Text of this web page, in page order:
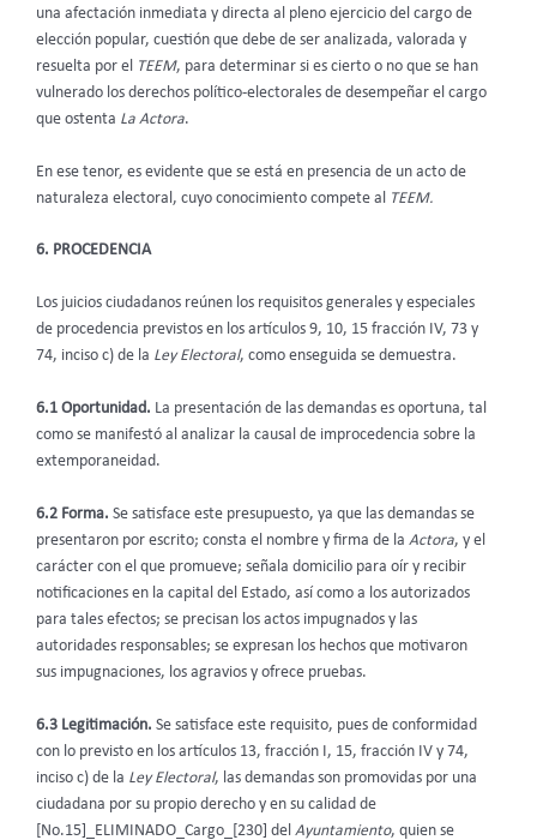
una afectación inmediata y directa al pleno ejercicio del cargo de
elección popular, cuestión que debe de ser analizada, valorada y
resuelta por el
TEEM, para determinar si es cierto o no que se han
vulnerado los derechos político-electorales de desempeñar el cargo
que ostenta La Actora.
En ese tenor, es evidente que se está en presencia de un acto de
naturaleza electoral, cuyo conocimiento compete al
TEEM.
6. PROCEDENCIA
Los juicios ciudadanos reúnen los requisitos generales y especiales
de procedencia previstos en los artículos 9, 10, 15 fracción IV, 73 y
74, inciso c) de la Ley Electoral, como enseguida se demuestra.
6.1 Oportunidad. La presentación de las demandas es oportuna, tal
como se manifestó al analizar la causal de improcedencia sobre la
extemporaneidad.
6.2 Forma. Se satisface este presupuesto, ya que las demandas se
presentaron por escrito; consta el nombre y firma de la Actora, y el
carácter con el que promueve; señala domicilio para oír y recibir
notificaciones en la capital del Estado, así como a los autorizados
para tales efectos; se precisan los actos impugnados y las
autoridades responsables; se expresan los hechos que motivaron
sus impugnaciones, los agravios y ofrece pruebas.
6.3 Legitimación. Se satisface este requisito, pues de conformidad
con lo previsto en los artículos 13, fracción I, 15, fracción IV y 74,
inciso c) de la Ley Electoral, las demandas son promovidas por una
ciudadana por su propio derecho y en su calidad de
[No.15]_ELIMINADO_Cargo_[230] del Ayuntamiento, quien se